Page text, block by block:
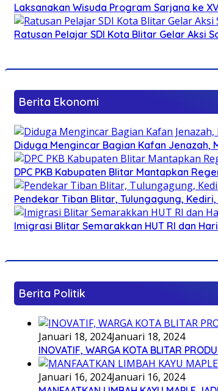
Laksanakan Wisuda Program Sarjana ke
Ratusan Pelajar SDI Kota Blitar Gelar Aksi
Berita Ekonomi
Diduga Mengincar Bagian Kafan Jenazah,
DPC PKB Kabupaten Blitar Mantapkan
Pendekar Tiban Blitar, Tulungagung,
Imigrasi Blitar Semarakkan HUT RI dan
Berita Politik
Januari 18, 2024Januari 18, 2024
INOVATIF, WARGA KOTA BLITAR
Januari 16, 2024Januari 16, 2024